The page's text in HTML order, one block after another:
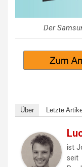
Der
Über Letzte
ist